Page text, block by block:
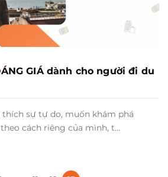
GIÁ dành cho người đi du
thích sự tự do, muốn khám phá
cách riêng của mình, t...